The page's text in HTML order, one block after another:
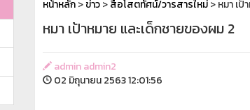
หน้าหลัก>ข่าว>สื่อโสตทัศน์/วารสารใหม่> หมา เป้
หมา เป้าหมาย และเด็กชายของผม 2
admin admin2
02 มิถุนายน 2563 12:01:56